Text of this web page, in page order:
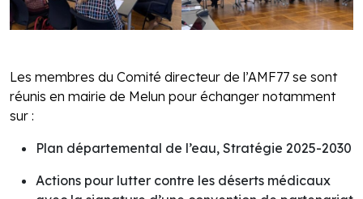
Les membres du Comité directeur de l’AMF77 se sont
réunis en mairie de Melun pour échanger notamment
sur :
Plan départemental de l’eau, Stratégie 2025-2030
Actions pour lutter contre les déserts médicaux